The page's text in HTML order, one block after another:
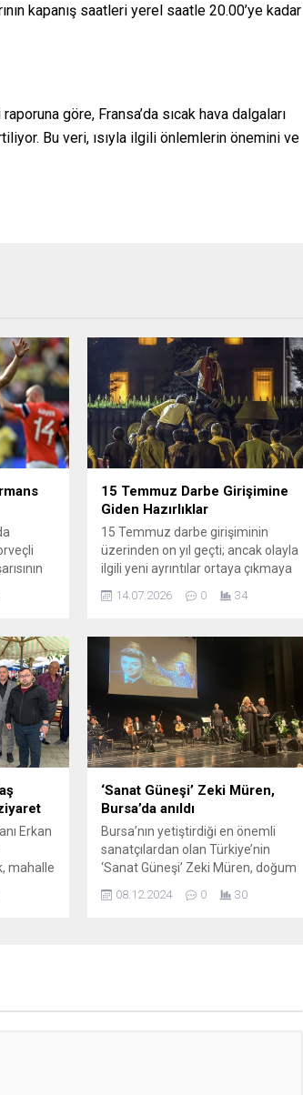
kapanış saatleri yerel saatle 20.00’ye kadar
göre, Fransa’da sıcak hava dalgaları
Bu veri, ısıyla ilgili önlemlerin önemini ve
de
bir
15 Temmuz Darbe Girişimine
Giden Hazırlıklar
15 Temmuz darbe girişiminin
üzerinden on yıl geçti; ancak olayla
ilgili yeni ayrıntılar ortaya çıkmaya
kaynaklarının verdiği bilgilere göre,
2015 seçimleri sonrası atıldı. Seçim
sonuçlarının örgütün bürokrasideki
beklentilerini karşılamaması,
alternatif bir yol arayışını tetikledi ve
böylece kapsamlı bir planlamaya
girişildi. Örgütün...
14.07.2026 0 34
Erkan
mahalle
geldi.
Erkan
‘Sanat Güneşi’ Zeki Müren,
Bursa’da anıldı
Bursa’nın yetiştirdiği en önemli
sanatçılardan olan Türkiye’nin
‘Sanat Güneşi’ Zeki Müren, doğum
gününün 93’üncü yıl dönümünde
masal tadında hazırlanan konser
Müren’in doğum gününün 93’üncü
08.12.2024 0 30